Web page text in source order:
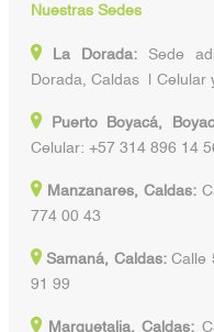
Nuestras Sedes
La Dorada:Sede
Dorada, Caldas | Celular
Puerto Boyacá,
Celular: +57 314 896 14
Manzanares, Caldas:
774 00 43
Samaná, Caldas:Calle
91 99
Marquetalia, Caldas: